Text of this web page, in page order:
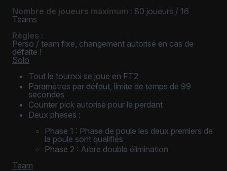
Nombre de joueurs maximum : 80 joueurs / 16
Teams
Règles :
Perso / team fixe, changement autorisé en cas de
défaite !
Solo
Tout le tournoi se joue en FT2
Paramètres par défaut, limite de temps de 99
secondes
Counter pick autorisé pour le perdant
Deux phases :
Phase 1 : Phase de poule les deux premiers de
la poule sont qualifiés
Phase 2 : Arbre double élimination
Team